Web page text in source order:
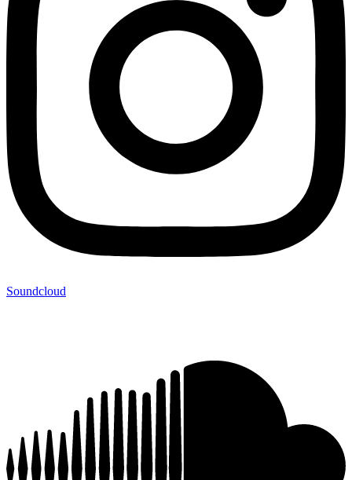
Soundcloud